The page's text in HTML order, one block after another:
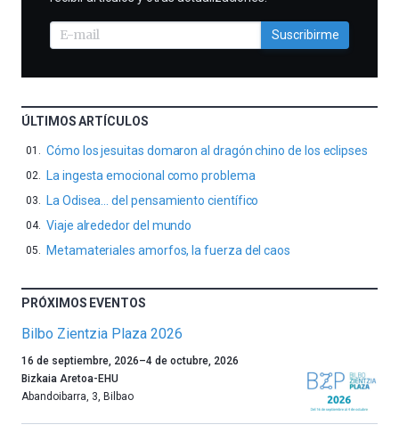
Suscribirme
ÚLTIMOS ARTÍCULOS
Cómo los jesuitas domaron al dragón chino de los eclipses
La ingesta emocional como problema
La Odisea… del pensamiento científico
Viaje alrededor del mundo
Metamateriales amorfos, la fuerza del caos
PRÓXIMOS EVENTOS
Bilbo Zientzia Plaza 2026
Un
año
más,
16 de septiembre, 2026–4 de octubre, 2026
Bizkaia Aretoa-EHU
Abandoibarra, 3, Bilbao